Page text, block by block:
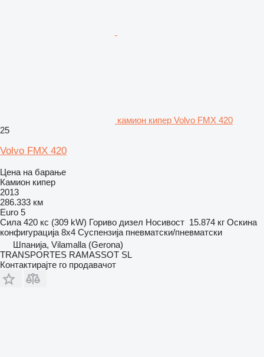
камион кипер Volvo FMX 420
25
Volvo FMX 420
Цена на барање
Камион кипер
2013
286.333 км
Euro 5
Сила 420 кс (309 kW) Гориво дизел Носивост 15.874 кг Оскина
конфигурација 8x4 Суспензија пневматски/пневматски
Шпанија, Vilamalla (Gerona)
TRANSPORTES RAMASSOT SL
Контактирајте го продавачот